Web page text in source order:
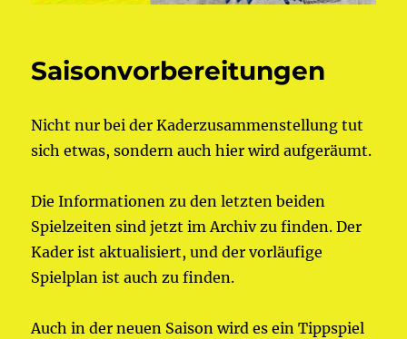
Saisonvorbereitungen
Nicht nur bei der Kaderzusammenstellung tut
sich etwas, sondern auch hier wird aufgeräumt.
Die Informationen zu den letzten beiden
Spielzeiten sind jetzt im Archiv zu finden. Der
Kader ist aktualisiert, und der vorläufige
Spielplan ist auch zu finden.
Auch in der neuen Saison wird es ein Tippspiel